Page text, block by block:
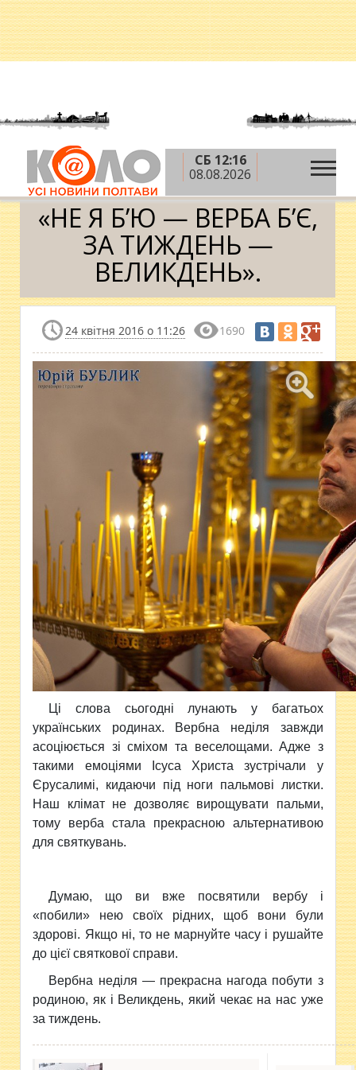
СБ 12:16
08.08.2026
Головна » Блоги » Юрій Бублик
«НЕ Я Б’Ю —
ВЕРБА Б’Є, ЗА ТИЖДЕНЬ — ВЕЛИКДЕНЬ».
«НЕ Я Б’Ю — ВЕРБА Б’Є,
ЗА ТИЖДЕНЬ —
ВЕЛИКДЕНЬ».
24 квітня 2016 о 11:26 1690
Ці слова сьогодні лунають у багатьох
українських родинах. Вербна неділя завжди
асоціюється зі сміхом та веселощами. Адже з
такими емоціями Ісуса Христа зустрічали у
Єрусалимі, кидаючи під ноги пальмові листки.
Наш клімат не дозволяє вирощувати пальми,
тому верба стала прекрасною альтернативою
для святкувань.
Думаю, що ви вже посвятили вербу і
«побили» нею своїх рідних, щоб вони були
здорові. Якщо ні, то не марнуйте часу і рушайте
до цієї святкової справи.
Вербна неділя — прекрасна нагода побути з
родиною, як і Великдень, який чекає на нас уже
за тиждень.